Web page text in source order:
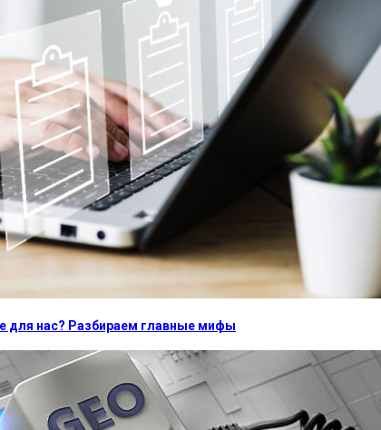
для нас? Разбираем главные мифы